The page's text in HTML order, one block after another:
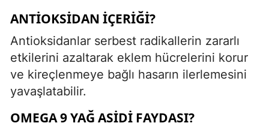
ANTIOKSIDAN İÇERIĞI?
Antioksidanlar serbest radikallerin zararlı
etkilerini azaltarak eklem hücrelerini korur
ve kireçlenmeye bağlı hasarın ilerlemesini
yavaşlatabilir.
OMEGA 9 YAĞ ASIDI FAYDASI?